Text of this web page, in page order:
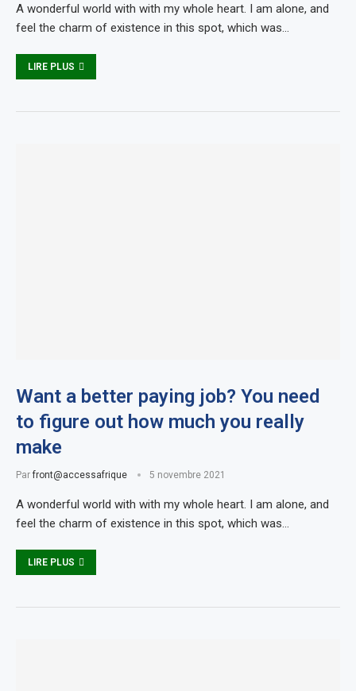
A wonderful world with with my whole heart. I am alone, and
feel the charm of existence in this spot, which was…
LIRE PLUS
Want a better paying job? You need
to figure out how much you really
make
Parfront@accessafrique 5 novembre 2021
A wonderful world with with my whole heart. I am alone, and
feel the charm of existence in this spot, which was…
LIRE PLUS